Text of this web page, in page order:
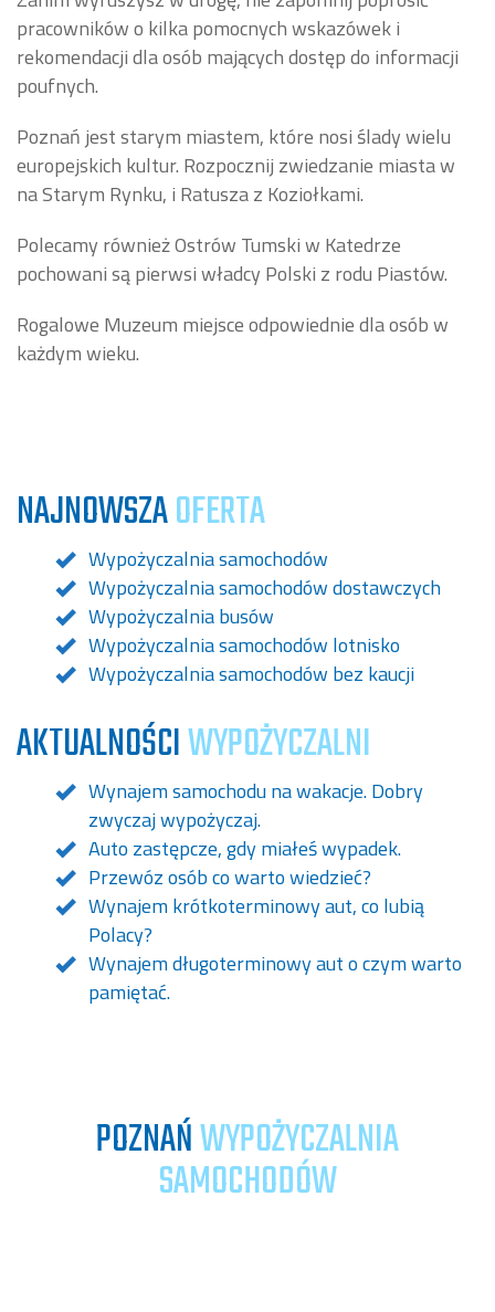
pracowników o kilka pomocnych wskazówek i
rekomendacji dla osób mających dostęp do informacji
poufnych.
Poznań jest starym miastem, które nosi ślady wielu
europejskich kultur. Rozpocznij zwiedzanie miasta w
na Starym Rynku, i Ratusza z Koziołkami.
Polecamy również Ostrów Tumski w Katedrze
pochowani są pierwsi władcy Polski z rodu Piastów.
Rogalowe Muzeum miejsce odpowiednie dla osób w
każdym wieku.
NAJNOWSZAOFERTA
Wypożyczalnia samochodów
Wypożyczalnia samochodów dostawczych
Wypożyczalnia busów
Wypożyczalnia samochodów lotnisko
Wypożyczalnia samochodów bez kaucji
AKTUALNOŚCIWYPOŻYCZALNI
Wynajem samochodu na wakacje. Dobry
zwyczaj wypożyczaj.
Auto zastępcze, gdy miałeś wypadek.
Przewóz osób co warto wiedzieć?
Wynajem krótkoterminowy aut, co lubią
Polacy?
Wynajem długoterminowy aut o czym warto
pamiętać.
POZNAŃWYPOŻYCZALNIA
SAMOCHODÓW